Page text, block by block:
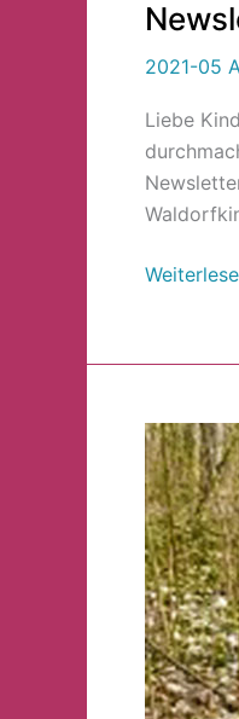
2021-05
Liebe
8
Waldorf-